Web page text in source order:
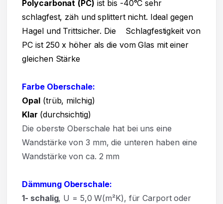
Polycarbonat (PC) ist bis -40°C sehr
schlagfest, zäh und splittert nicht. Ideal gegen
Hagel und Trittsicher. Die Schlagfestigkeit von
PC ist 250 x höher als die vom Glas mit einer
gleichen Stärke
Farbe Oberschale:
Opal (trüb, milchig)
Klar (durchsichtig)
Die oberste Oberschale hat bei uns eine
Wandstärke von 3 mm, die unteren haben eine
Wandstärke von ca. 2 mm
Dämmung Oberschale:
1- schalig, U = 5,0 W(m²K), für Carport oder